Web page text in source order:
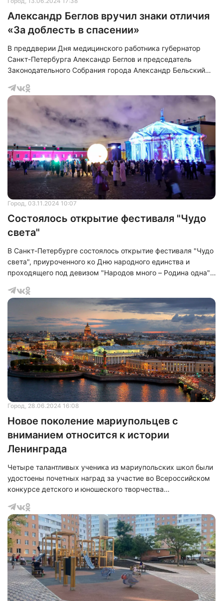
Александр Беглов вручил знаки отличия
«За доблесть в спасении»
В преддверии Дня медицинского работника губернатор
Санкт-Петербурга Александр Беглов и председатель
Законодательного Собрания города Александр Бельский
которые в 2023-2024 годах оказывали помощь жителям
Мариуполя. Встреча прошла в неформальной обстановке в
БКЗ «Октябрьский», перед началом концерта,
посвященного празднику.
Город, 03.11.2024 10:07
Состоялось открытие фестиваля "Чудо
света"
В Санкт-Петербурге состоялось открытие фестиваля "Чудо
света", приуроченного ко Дню народного единства и
проходящего под девизом "Народов много – Родина одна".
превращает Петропавловскую крепость, её стены и
здания, в уникальное полотно для цифрового искусства и
впечатляющих светомузыкальных композиций.
Город, 28.06.2024 16:08
Новое поколение мариупольцев с
вниманием относится к истории
Ленинграда
Четыре талантливых ученика из мариупольских школ были
удостоены почетных наград за участие во Всероссийском
конкурсе детского и юношеского творчества